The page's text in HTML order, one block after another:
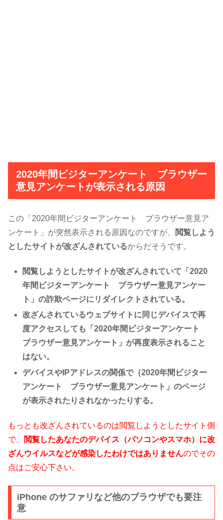
2020年間ビジターアンケート ブラウザー
意見アンケートが表示される原因
この「2020年間ビジターアンケート ブラウザー意見ア
ンケート」が突然表示される原因なのですが、
閲覧しよう
としたサイトが改ざんされているからだそうです。
閲覧しようとしたサイトが改ざんされていて「2020
年間ビジターアンケート ブラウザー意見アンケー
ト」の詐欺ページにリダイレクトされている。
改ざんされているウェブサイトに同じデバイスで再
度アクセスしても「2020年間ビジターアンケート
ブラウザー意見アンケート」が再度表示されること
はない。
デバイスやIPアドレスの関係で｛2020年間ビジター
アンケート ブラウザー意見アンケート」のページ
が表示されたりされなかったりする。
もっとも改ざんされているのは閲覧しようとしたサイト側
で、
閲覧したあなたのデバイス（パソコンやスマホ）に改
ざんウイルスなどが感染したわけではありませんのでその
点はご安心下さい。
iPhone のサファリなど他のブラウザでも要注
意